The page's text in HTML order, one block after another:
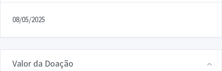
08/05/2025
Valor da Doação